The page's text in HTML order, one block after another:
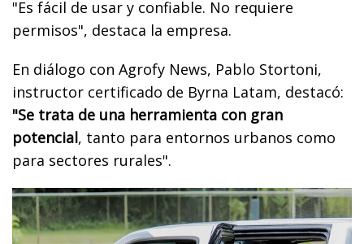
"Es fácil de usar y confiable. No requiere
permisos", destaca la empresa.
En diálogo con Agrofy News, Pablo Stortoni,
instructor certificado de Byrna Latam, destacó:
"Se trata de una herramienta con gran
potencial, tanto para entornos urbanos como
para sectores rurales".